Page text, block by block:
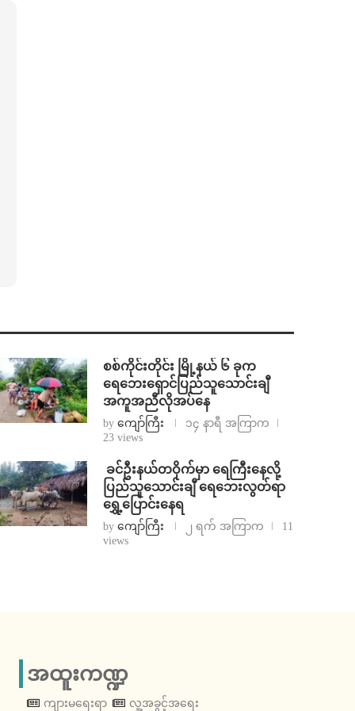
စစ်ကိုင်းတိုင်း မြို့နယ် ၆ ခုက
ရေဘေးရှောင်ပြည်သူသောင်းချီ
အကူအညီလိုအပ်နေ
byကျော်ကြီး
၁၄ နာရီ အကြာက
23 views
⁩ ⁨ခင်ဦးနယ်တဝိုက်မှာ ရေကြီးနေလို့
ပြည်သူသောင်းချီ ရေဘေးလွတ်ရာ
ရွှေ့ပြောင်းနေရ
byကျော်ကြီး ၂ ရက် အကြာက
11
views
အထူးကဏ္ဍ
ကျားမရေးရာ လူ့အခွင့်အရေး